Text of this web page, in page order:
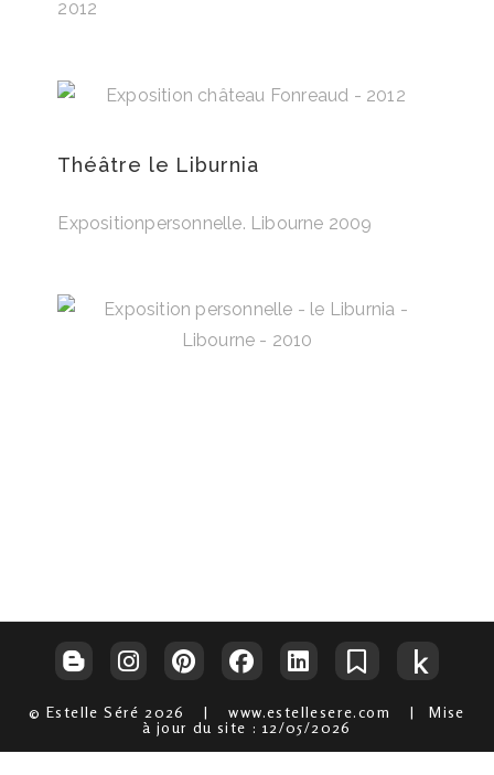
2012
Théâtre le Liburnia
Expositionpersonnelle. Libourne 2009
© Estelle Séré 2026 | www.estellesere.com | Mise
à jour du site : 12/05/2026